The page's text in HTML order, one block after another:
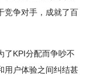
竞争对手，成就了百
了KPI分配而争吵不
用户体验之间纠结甚